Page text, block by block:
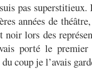
pas
années de
noir lors des
porté le
du coup je l’avais